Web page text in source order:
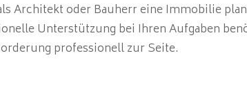
Architekt oder Bauherr eine Immobilie
Unterstützung bei Ihren Aufgaben
professionell zur Seite.